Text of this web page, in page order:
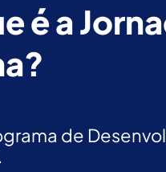
é a
de